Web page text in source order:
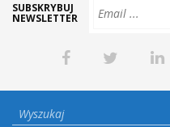
SUBSKRYBUJ
NEWSLETTER